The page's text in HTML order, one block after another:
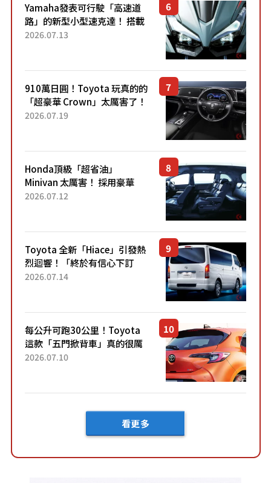
Yamaha發表可行駛「高速道
路」的新型小型速克達！ 搭載
能享受超強勁「渦輪感」的動
2026.07.13
910萬日圓！Toyota 玩真的的
「超豪華 Crown」太厲害了！
採用由「匠人技藝」打造的
2026.07.19
Honda頂級「超省油」
Minivan 太厲害！ 採用豪華
「真皮座椅」與專屬「黑色內
「三...
2026.07.12
Toyota 全新「Hiace」引發熱
烈迴響！「終於有信心下訂
了！」「哪個等級交車最
車？...
2026.07.14
每公升可跑30公里！Toyota
這款「五門掀背車」真的很厲
害！ 擁有全長4.3公尺的「剛剛
2026.07.10
看更多